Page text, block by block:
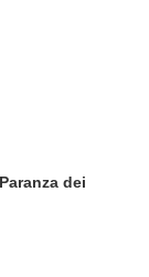
dei